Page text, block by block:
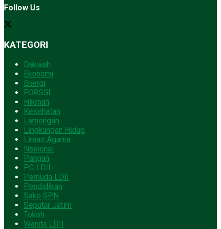
Follow Us
KATEGORI
Dakwah
Ekonomi
Energi
FORSGI
Hikmah
Kesehatan
Lamongan
Lingkungan Hidup
Lintas Agama
Nasional
Pangan
PC LDII
Pemuda LDII
Pendidikan
Sako SPN
Seputar Jatim
Tokoh
Wanita LDII